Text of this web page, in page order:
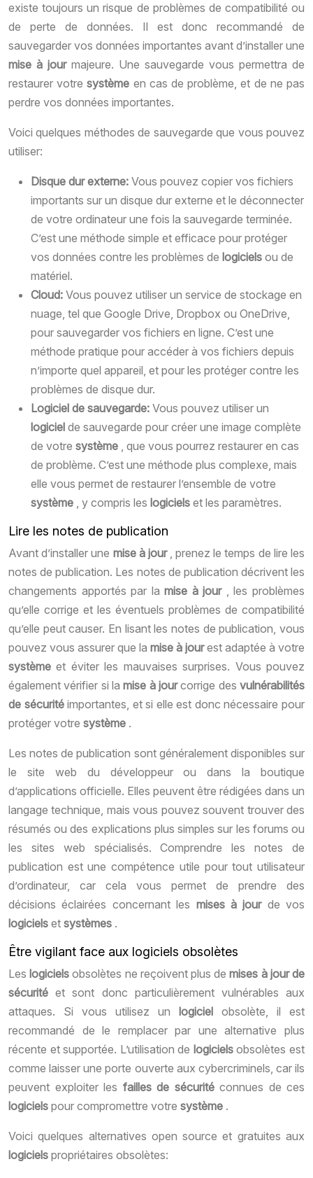
existe toujours un risque de problèmes de compatibilité ou
de perte de données. Il est donc recommandé de
sauvegarder vos données importantes avant d’installer une
mise à jour majeure. Une sauvegarde vous permettra de
restaurer votresystème en cas de problème, et de ne pas
perdre vos données importantes.
Voici quelques méthodes de sauvegarde que vous pouvez
utiliser:
Disque dur externe: Vous pouvez copier vos fichiers
importants sur un disque dur externe et le déconnecter
de votre ordinateur une fois la sauvegarde terminée.
C’est une méthode simple et efficace pour protéger
vos données contre les problèmes de logiciels ou de
matériel.
Cloud: Vous pouvez utiliser un service de stockage en
nuage, tel que Google Drive, Dropbox ou OneDrive,
pour sauvegarder vos fichiers en ligne. C’est une
méthode pratique pour accéder à vos fichiers depuis
n’importe quel appareil, et pour les protéger contre les
problèmes de disque dur.
Logiciel de sauvegarde: Vous pouvez utiliser un
logiciel de sauvegarde pour créer une image complète
de votre système , que vous pourrez restaurer en cas
de problème. C’est une méthode plus complexe, mais
elle vous permet de restaurer l’ensemble de votre
système , y compris les logiciels et les paramètres.
Lire les notes de publication
Avant d’installer une mise à jour , prenez le temps de lire les
notes de publication. Les notes de publication décrivent les
changements apportés par lamise à jour , les problèmes
qu’elle corrige et les éventuels problèmes de compatibilité
qu’elle peut causer. En lisant les notes de publication, vous
pouvez vous assurer que la mise à jourest adaptée à votre
systèmeet éviter les mauvaises surprises. Vous pouvez
également vérifier si lamise à jourcorrige desvulnérabilités
de sécuritéimportantes, et si elle est donc nécessaire pour
protéger votre système .
Les notes de publication sont généralement disponibles sur
le site web du développeur ou dans la boutique
d’applications officielle. Elles peuvent être rédigées dans un
langage technique, mais vous pouvez souvent trouver des
résumés ou des explications plus simples sur les forums ou
les sites web spécialisés. Comprendre les notes de
publication est une compétence utile pour tout utilisateur
d’ordinateur, car cela vous permet de prendre des
décisions éclairées concernant les mises à jour de vos
logiciels et systèmes .
Être vigilant face aux logiciels obsolètes
Les logicielsobsolètes ne reçoivent plus demises à jour de
sécuritéet sont donc particulièrement vulnérables aux
attaques. Si vous utilisez un logiciel obsolète, il est
recommandé de le remplacer par une alternative plus
récente et supportée. L’utilisation de logicielsobsolètes est
comme laisser une porte ouverte aux cybercriminels, car ils
peuvent exploiter les failles de sécurité connues de ces
logiciels pour compromettre votre système .
Voici quelques alternatives open source et gratuites aux
logiciels propriétaires obsolètes: